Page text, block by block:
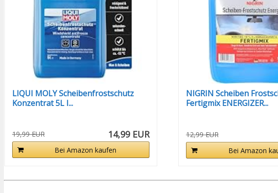
LIQUI MOLY Scheibenfrostschutz
Konzentrat 5L I...
19,99 EUR 14,99 EUR
Bei Amazon kaufen
NIGRIN Scheiben
Fertigmix ENERGIZER...
12,99 EUR
Bei Amazon